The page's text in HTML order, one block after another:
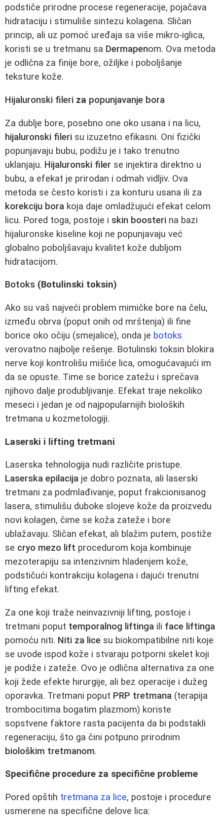
podstiče prirodne procese regeneracije, pojačava
hidrataciju i stimuliše sintezu kolagena. Sličan
princip, ali uz pomoć uređaja sa više mikro-iglica,
koristi se u tretmanu sa Dermapenom. Ova metoda
je odlična za finije bore, ožiljke i poboljšanje
teksture kože.
Hijaluronski fileri za popunjavanje bora
Za dublje bore, posebno one oko usana i na licu,
hijaluronski fileri su izuzetno efikasni. Oni fizički
popunjavaju bubu, podižu je i tako trenutno
uklanjaju. Hijaluronski filer se injektira direktno u
bubu, a efekat je prirodan i odmah vidljiv. Ova
metoda se često koristi i za konturu usana ili za
korekciju bora koja daje omladžujući efekat celom
licu. Pored toga, postoje i skin boosteri na bazi
hijaluronske kiseline koji ne popunjavaju već
globalno poboljšavaju kvalitet kože dubljom
hidratacijom.
Botoks (Botulinski toksin)
Ako su vaš najveći problem mimičke bore na čelu,
između obrva (poput onih od mrštenja) ili fine
borice oko očiju (smejalice), onda je botoks
verovatno najbolje rešenje. Botulinski toksin blokira
nerve koji kontrolišu mišiće lica, omogućavajući im
da se opuste. Time se borice zatežu i sprečava
njihovo dalje produbljivanje. Efekat traje nekoliko
meseci i jedan je od najpopularnijih bioloških
tretmana u kozmetologiji.
Laserski i lifting tretmani
Laserska tehnologija nudi različite pristupe.
Laserska epilacija je dobro poznata, ali laserski
tretmani za podmlađivanje, poput frakcionisanog
lasera, stimulišu duboke slojeve kože da proizvedu
novi kolagen, čime se koža zateže i bore
ublažavaju. Sličan efekat, ali blažim putem, postiže
se cryo mezo lift procedurom koja kombinuje
mezoterapiju sa intenzivnim hladenjem kože,
podstičući kontrakciju kolagena i dajući trenutni
lifting efekat.
Za one koji traže neinvazivniji lifting, postoje i
tretmani poput temporalnog liftinga ili face liftinga
pomoću niti. Niti za lice su biokompatibilne niti koje
se uvode ispod kože i stvaraju potporni skelet koji
je podiže i zateže. Ovo je odlična alternativa za one
koji žede efekte hirurgije, ali bez operacije i dužeg
oporavka. Tretmani poput PRP tretmana (terapija
trombocitima bogatim plazmom) koriste
sopstvene faktore rasta pacijenta da bi podstakli
regeneraciju, što ga čini potpuno prirodnim
biološkim tretmanom.
Specifične procedure za specifične probleme
Pored opštih tretmana za lice, postoje i procedure
usmerene na specifične delove lica: